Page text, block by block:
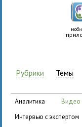
Рубрики Темы
аналитика видео
интервью с экспертом